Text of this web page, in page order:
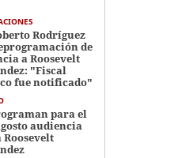
Rodríguez
de
a Roosevelt
"Fiscal
fue notificado"
para el
audiencia